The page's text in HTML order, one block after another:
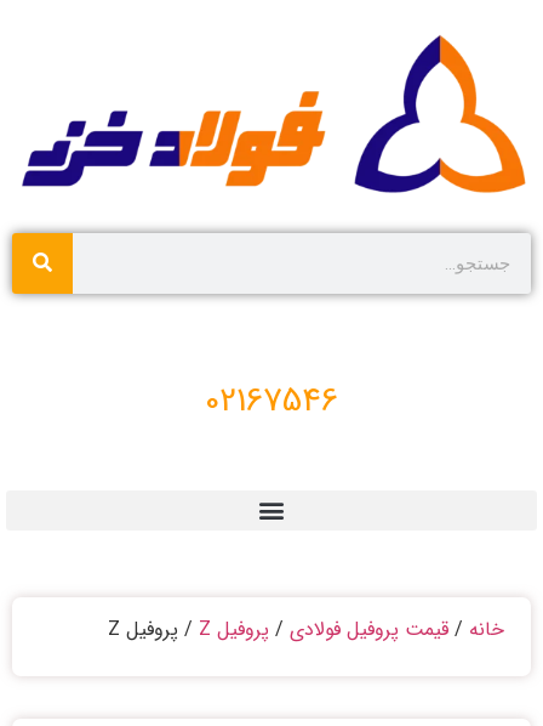
02167546
خانه / قیمت پروفیل فولادی / پروفیل Z / پروفیل Z